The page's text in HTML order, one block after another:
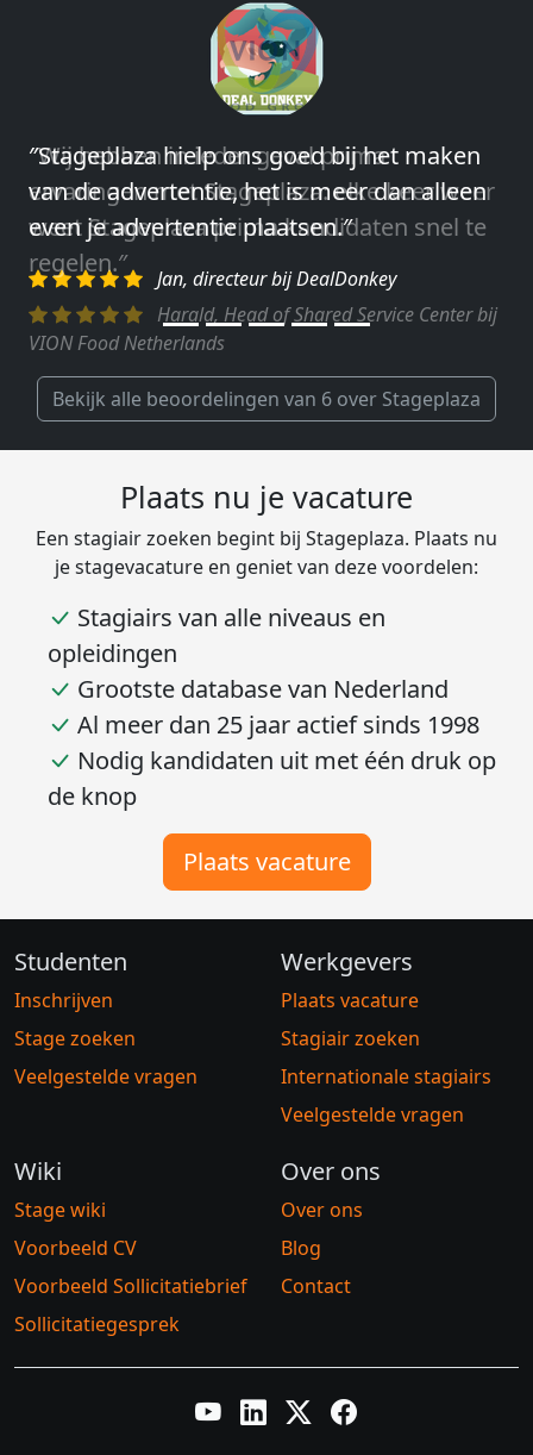
″Wij hebben in ieder geval prima
ervaringen met Stageplaza: elke keer weer
weet Stageplaza prima kandidaten snel te
regelen.″
Harald, Head of Shared Service Center bij
VION Food Netherlands
Bekijk alle beoordelingen van 6 over Stageplaza
Plaats nu je vacature
Een stagiair zoeken begint bij Stageplaza. Plaats nu
je stagevacature en geniet van deze voordelen:
Stagiairs van alle niveaus en
opleidingen
Grootste database van Nederland
Al meer dan 25 jaar actief sinds 1998
Nodig kandidaten uit met één druk op
de knop
Plaats vacature
Studenten
Inschrijven
Stage zoeken
Veelgestelde vragen
Werkgevers
Plaats vacature
Stagiair zoeken
Internationale stagiairs
Veelgestelde vragen
Wiki
Stage wiki
Voorbeeld CV
Voorbeeld Sollicitatiebrief
Sollicitatiegesprek
Over ons
Over ons
Blog
Contact
YouTubeLinkedInTwitter XFacebook